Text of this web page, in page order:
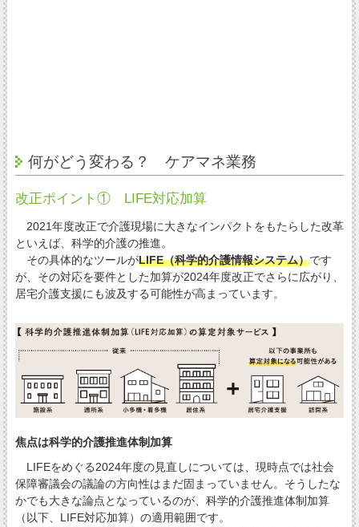
何がどう変わる？ ケアマネ業務
改正ポイント① LIFE対応加算
2021年度改正で介護現場に大きなインパクトをもたらした改革
といえば、科学的介護の推進。
その具体的なツールがLIFE（科学的介護情報システム）です
が、その対応を要件とした加算が2024年度改正でさらに広がり、
居宅介護支援にも波及する可能性が高まっています。
焦点は科学的介護推進体制加算
LIFEをめぐる2024年度の見直しについては、現時点では社会
保障審議会の議論の方向性はまだ固まっていません。そうしたな
かでも大きな論点となっているのが、科学的介護推進体制加算
（以下、LIFE対応加算）の適用範囲です。